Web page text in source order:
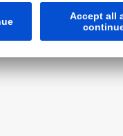
oder für die
Bank unter